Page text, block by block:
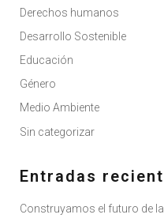
Derechos humanos
Desarrollo Sostenible
Educación
Género
Medio Ambiente
Sin categorizar
Entradas
Construyamos el futuro de